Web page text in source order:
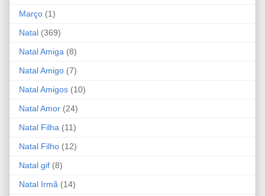
Março (1)
Natal (369)
Natal Amiga (8)
Natal Amigo (7)
Natal Amigos (10)
Natal Amor (24)
Natal Filha (11)
Natal Filho (12)
Natal gif (8)
Natal Irmã (14)